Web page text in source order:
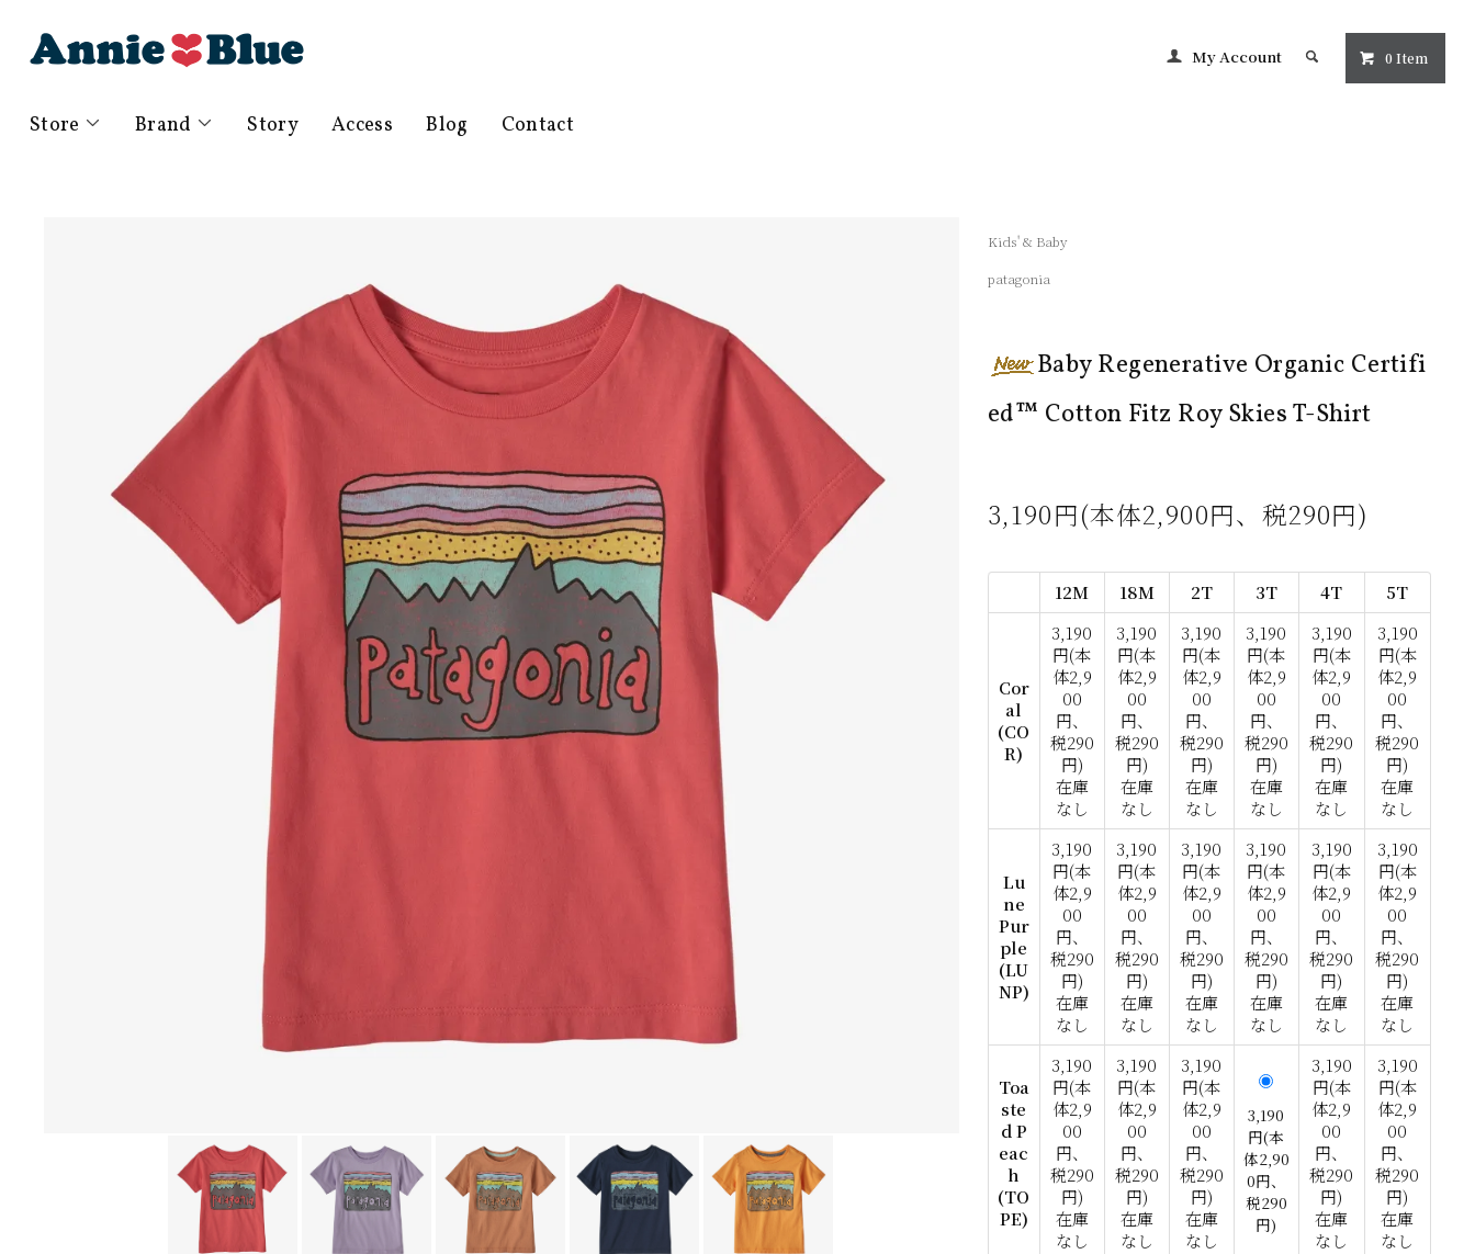
My Account 0 Item
Store Brand Story Access Blog Contact
Kids' & Baby
patagonia
Baby Regenerative Organic Certifi
ed™ Cotton Fitz Roy Skies T-Shirt
3,190円(本体2,900円、税290円)
12M 18M 2T 3T 4T 5T
Cor
al
(CO
R)
3,190
円(本
体2,9
00
円、
税290
円)
在庫
なし
3,190
円(本
体2,9
00
円、
税290
円)
在庫
なし
3,190
円(本
体2,9
00
円、
税290
円)
在庫
なし
3,190
円(本
体2,9
00
円、
税290
円)
在庫
なし
3,190
円(本
体2,9
00
円、
税290
円)
在庫
なし
3,190
円(本
体2,9
00
円、
税290
円)
在庫
なし
Lu
ne
Pur
ple
(LU
NP)
3,190
円(本
体2,9
00
円、
税290
円)
在庫
なし
3,190
円(本
体2,9
00
円、
税290
円)
在庫
なし
3,190
円(本
体2,9
00
円、
税290
円)
在庫
なし
3,190
円(本
体2,9
00
円、
税290
円)
在庫
なし
3,190
円(本
体2,9
00
円、
税290
円)
在庫
なし
3,190
円(本
体2,9
00
円、
税290
円)
在庫
なし
Toa
ste
d P
eac
h
(TO
PE)
3,190
円(本
体2,9
00
円、
税290
円)
在庫
なし
3,190
円(本
体2,9
00
円、
税290
円)
在庫
なし
3,190
円(本
体2,9
00
円、
税290
円)
在庫
なし
3,190
円(本
体2,90
0円、
税290
円)
3,190
円(本
体2,9
00
円、
税290
円)
在庫
なし
3,190
円(本
体2,9
00
円、
税290
円)
在庫
なし